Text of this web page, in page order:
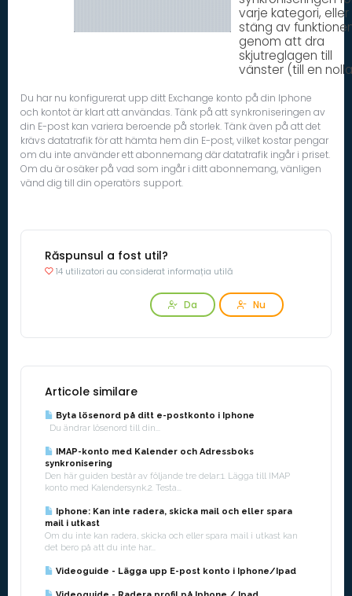
varje kategori, eller
stäng av
genom att dra
skjutreglagen till
vänster (till en
Du har nu konfigurerat upp ditt Exchange konto på din Iphone
och kontot är klart att användas. Tänk på att synkroniseringen av
din E-post kan variera beroende på storlek. Tänk även på att det
krävs datatrafik för att hämta hem din E-post, vilket kostar pengar
om du inte använder ett abonnemang där datatrafik ingår i priset.
Om du är osäker på vad som ingår i ditt abonnemang, vänligen
vänd dig till din operatörs support.
Răspunsul a fost util?
14 utilizatori au considerat informația utilă
Da Nu
Articole similare
Byta lösenord på ditt e-postkonto i Iphone
Du ändrar lösenord till din...
IMAP-konto med Kalender och Adressboks
synkronisering
Den här guiden består av följande tre delar:1. Lägga till IMAP
konto med Kalendersynk.2. Testa...
Iphone: Kan inte radera, skicka mail och eller spara
mail i utkast
Om du inte kan radera, skicka och eller spara mail i utkast kan
det bero på att du inte har...
Videoguide - Lägga upp E-post konto i Iphone/Ipad